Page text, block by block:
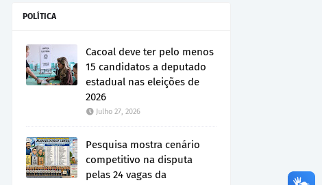
POLÍTICA
Cacoal deve ter pelo menos
15 candidatos a deputado
estadual nas eleições de
2026
Julho 27, 2026
Pesquisa mostra cenário
competitivo na disputa
pelas 24 vagas da